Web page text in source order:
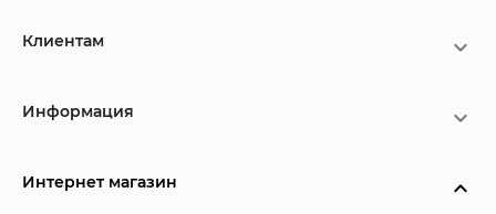
Клиентам
Информация
Интернет магазин